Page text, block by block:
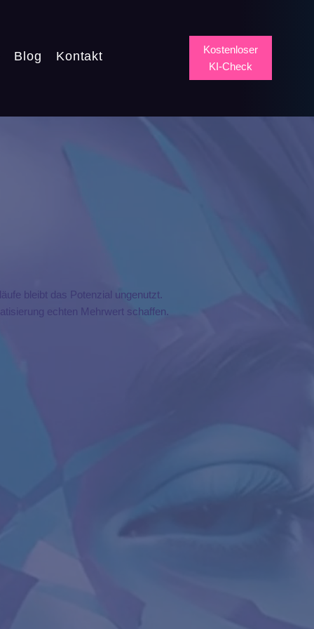
Blog Kontakt
Kostenloser
KI-Check
bleibt das Potenzial ungenutzt.
echten Mehrwert schaffen.